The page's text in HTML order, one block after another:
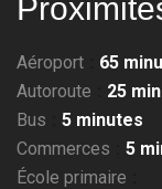
Aéroport
65
Autoroute
25
Bus
5 minutes
Commerces
5
École primaire